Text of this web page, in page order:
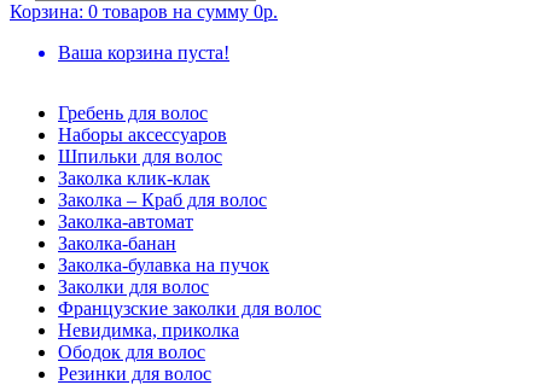
Корзина: 0 товаров на сумму 0р.
Ваша корзина пуста!
Гребень для волос
Наборы аксессуаров
Шпильки для волос
Заколка клик-клак
Заколка – Краб для волос
Заколка-автомат
Заколка-банан
Заколка-булавка на пучок
Заколки для волос
Французские заколки для волос
Невидимка, приколка
Ободок для волос
Резинки для волос